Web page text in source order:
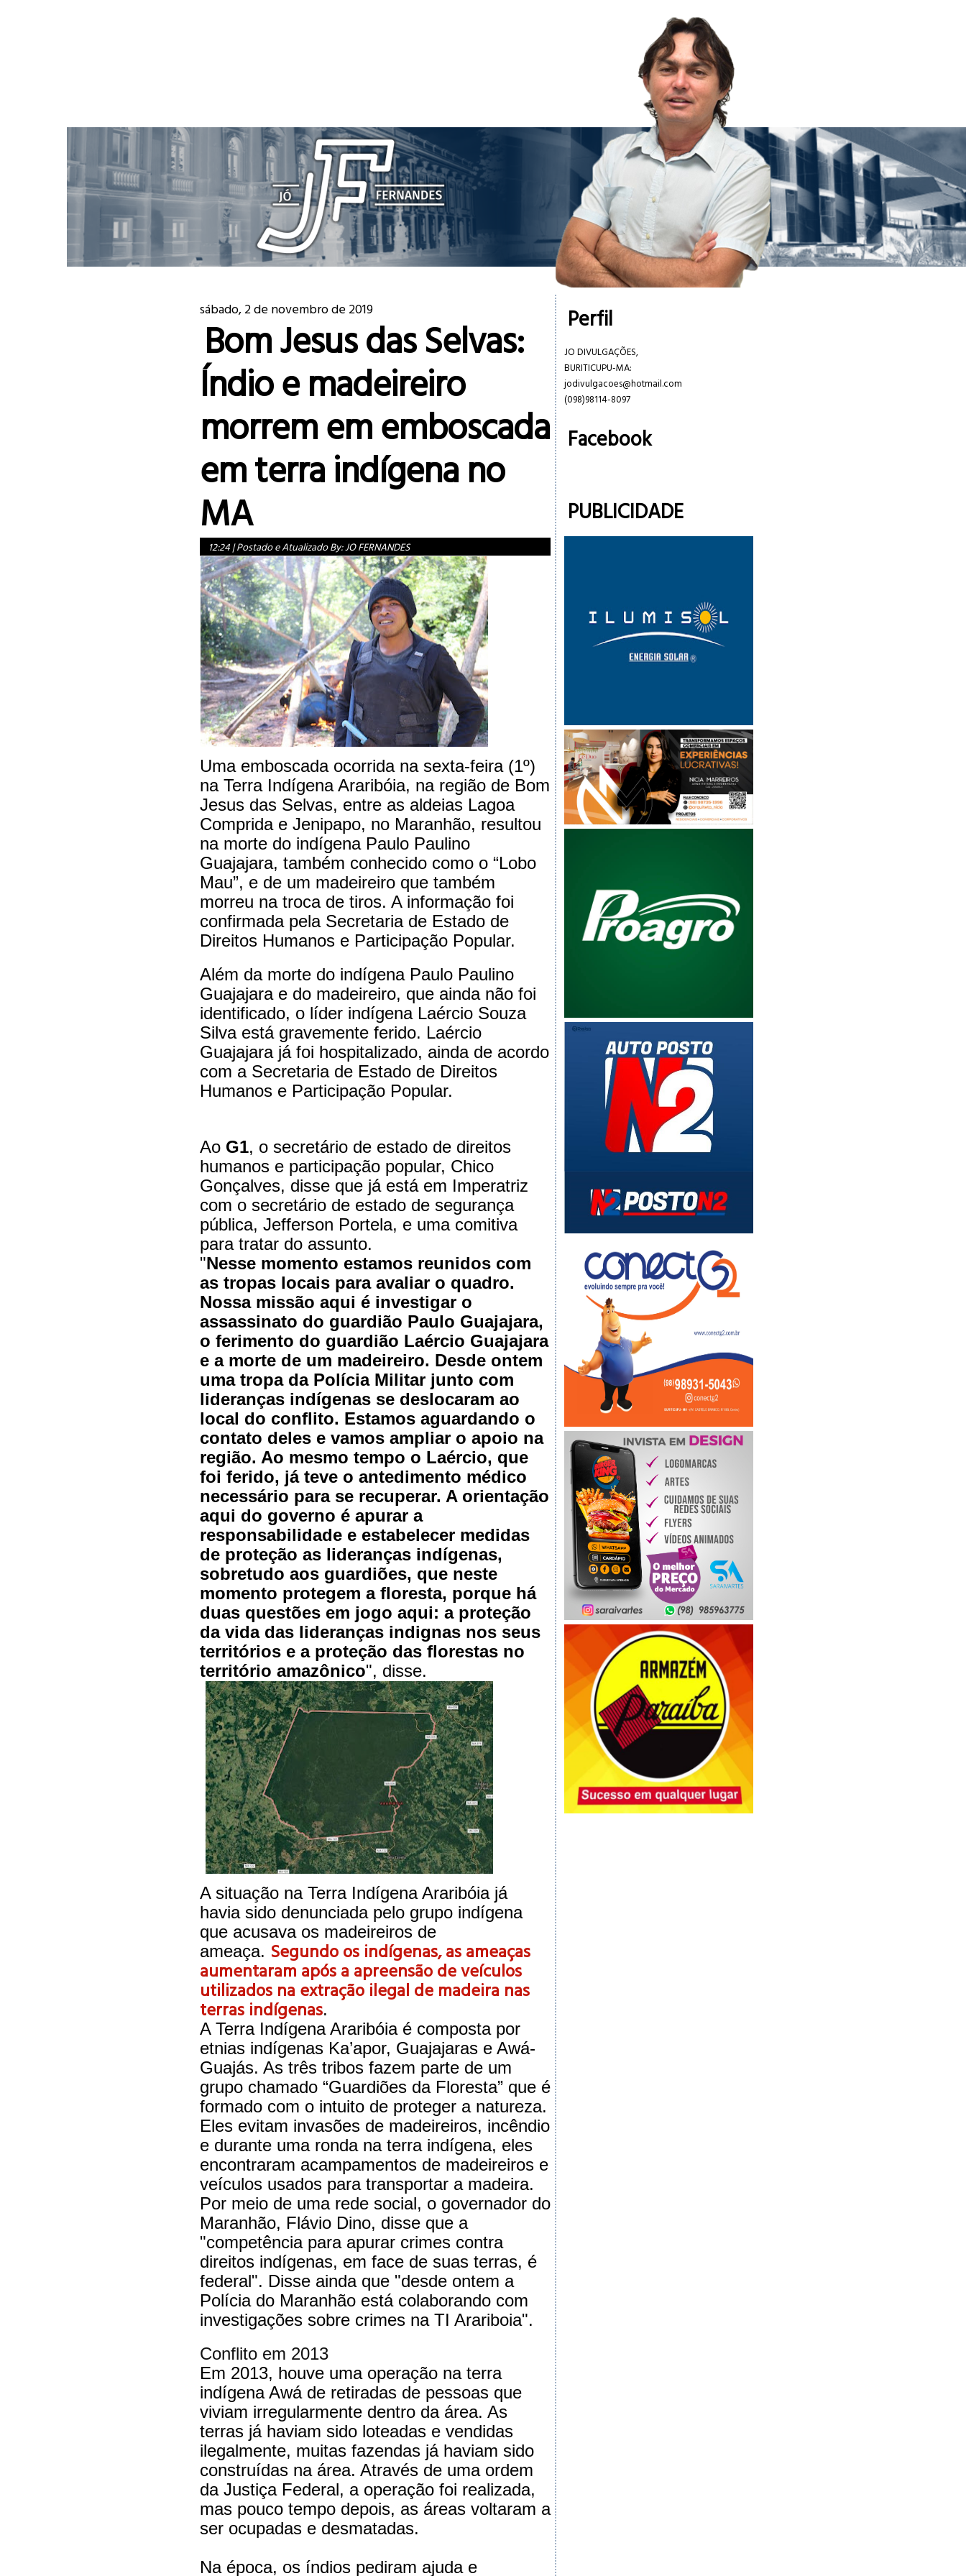
sábado, 2 de novembro de 2019
Bom Jesus das Selvas:
Índio e madeireiro
morrem em emboscada
em terra indígena no
MA
12:24|Postado e Atualizado By:JO FERNANDES
Uma emboscada ocorrida na sexta-feira (1º)
na Terra Indígena Araribóia, na região de Bom
Jesus das Selvas, entre as aldeias Lagoa
Comprida e Jenipapo, no Maranhão, resultou
na morte do indígena Paulo Paulino
Guajajara, também conhecido como o “Lobo
Mau”, e de um madeireiro que também
morreu na troca de tiros. A informação foi
confirmada pela Secretaria de Estado de
Direitos Humanos e Participação Popular.
Além da morte do indígena Paulo Paulino
Guajajara e do madeireiro, que ainda não foi
identificado, o líder indígena Laércio Souza
Silva está gravemente ferido. Laércio
Guajajara já foi hospitalizado, ainda de acordo
com a Secretaria de Estado de Direitos
Humanos e Participação Popular.
Ao G1, o secretário de estado de direitos
humanos e participação popular, Chico
Gonçalves, disse que já está em Imperatriz
com o secretário de estado de segurança
pública, Jefferson Portela, e uma comitiva
para tratar do assunto.
"Nesse momento estamos reunidos com
as tropas locais para avaliar o quadro.
Nossa missão aqui é investigar o
assassinato do guardião Paulo Guajajara,
o ferimento do guardião Laércio Guajajara
e a morte de um madeireiro. Desde ontem
uma tropa da Polícia Militar junto com
lideranças indígenas se deslocaram ao
local do conflito. Estamos aguardando o
contato deles e vamos ampliar o apoio na
região. Ao mesmo tempo o Laércio, que
foi ferido, já teve o antedimento médico
necessário para se recuperar. A orientação
aqui do governo é apurar a
responsabilidade e estabelecer medidas
de proteção as lideranças indígenas,
sobretudo aos guardiões, que neste
momento protegem a floresta, porque há
duas questões em jogo aqui: a proteção
da vida das lideranças indignas nos seus
territórios e a proteção das florestas no
território amazônico", disse.
A situação na Terra Indígena Araribóia já
havia sido denunciada pelo grupo indígena
que acusava os madeireiros de
ameaça. Segundo os indígenas, as ameaças
aumentaram após a apreensão de veículos
utilizados na extração ilegal de madeira nas
terras indígenas.
A Terra Indígena Araribóia é composta por
etnias indígenas Ka’apor, Guajajaras e Awá-
Guajás. As três tribos fazem parte de um
grupo chamado “Guardiões da Floresta” que é
formado com o intuito de proteger a natureza.
Eles evitam invasões de madeireiros, incêndio
e durante uma ronda na terra indígena, eles
encontraram acampamentos de madeireiros e
veículos usados para transportar a madeira.
Por meio de uma rede social, o governador do
Maranhão, Flávio Dino, disse que a
"competência para apurar crimes contra
direitos indígenas, em face de suas terras, é
federal". Disse ainda que "desde ontem a
Polícia do Maranhão está colaborando com
investigações sobre crimes na TI Arariboia".
Conflito em 2013
Em 2013, houve uma operação na terra
indígena Awá de retiradas de pessoas que
viviam irregularmente dentro da área. As
terras já haviam sido loteadas e vendidas
ilegalmente, muitas fazendas já haviam sido
construídas na área. Através de uma ordem
da Justiça Federal, a operação foi realizada,
mas pouco tempo depois, as áreas voltaram a
ser ocupadas e desmatadas.
Na época, os índios pediram ajuda e
Perfil
JO DIVULGAÇÕES,
BURITICUPU-MA:
jodivulgacoes@hotmail.com
(098)98114-8097
Facebook
PUBLICIDADE